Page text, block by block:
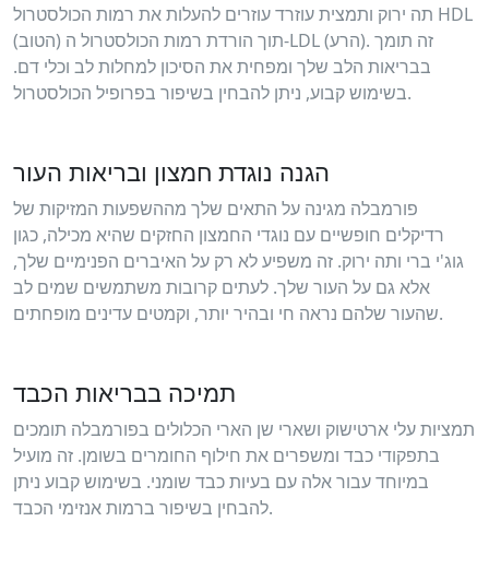
תה ירוק ותמצית עוזרד עוזרים להעלות את רמות הכולסטרול HDL
(הטוב) תוך הורדת רמות הכולסטרול ה-LDL (הרע). זה תומך
בבריאות הלב שלך ומפחית את הסיכון למחלות לב וכלי דם.
בשימוש קבוע, ניתן להבחין בשיפור בפרופיל הכולסטרול.
הגנה נוגדת חמצון ובריאות העור
פורמבלה מגינה על התאים שלך מההשפעות המזיקות של
רדיקלים חופשיים עם נוגדי החמצון החזקים שהיא מכילה, כגון
גוג'י ברי ותה ירוק. זה משפיע לא רק על האיברים הפנימיים שלך,
אלא גם על העור שלך. לעתים קרובות משתמשים שמים לב
שהעור שלהם נראה חי ובהיר יותר, וקמטים עדינים מופחתים.
תמיכה בבריאות הכבד
תמציות עלי ארטישוק ושארי שן הארי הכלולים בפורמבלה תומכים
בתפקודי כבד ומשפרים את חילוף החומרים בשומן. זה מועיל
במיוחד עבור אלה עם בעיות כבד שומני. בשימוש קבוע ניתן
להבחין בשיפור ברמות אנזימי הכבד.